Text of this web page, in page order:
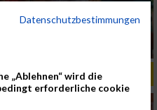
/ 16.07.2019
Datenschutzbestimmungen
„Ablehnen“ wird die
erforderliche cookie